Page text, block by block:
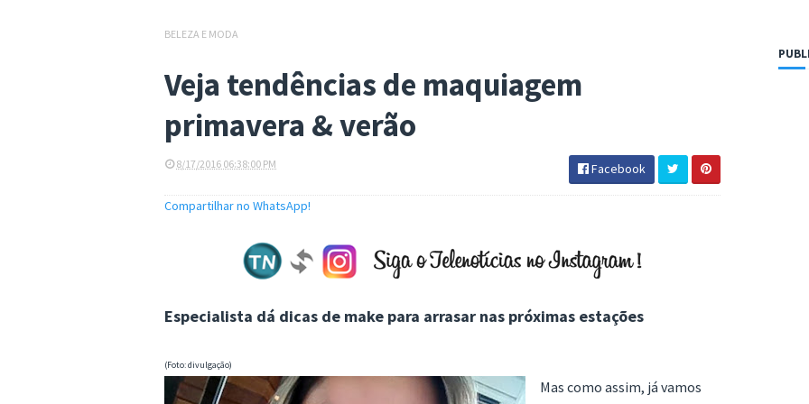
BELEZA E MODA
Veja tendências de maquiagem
primavera & verão
8/17/2016 06:38:00 PM Facebook
Compartilhar no WhatsApp!
Especialista dá dicas de make para arrasar nas próximas estações
(Foto: divulgação)
Mas como assim, já vamos